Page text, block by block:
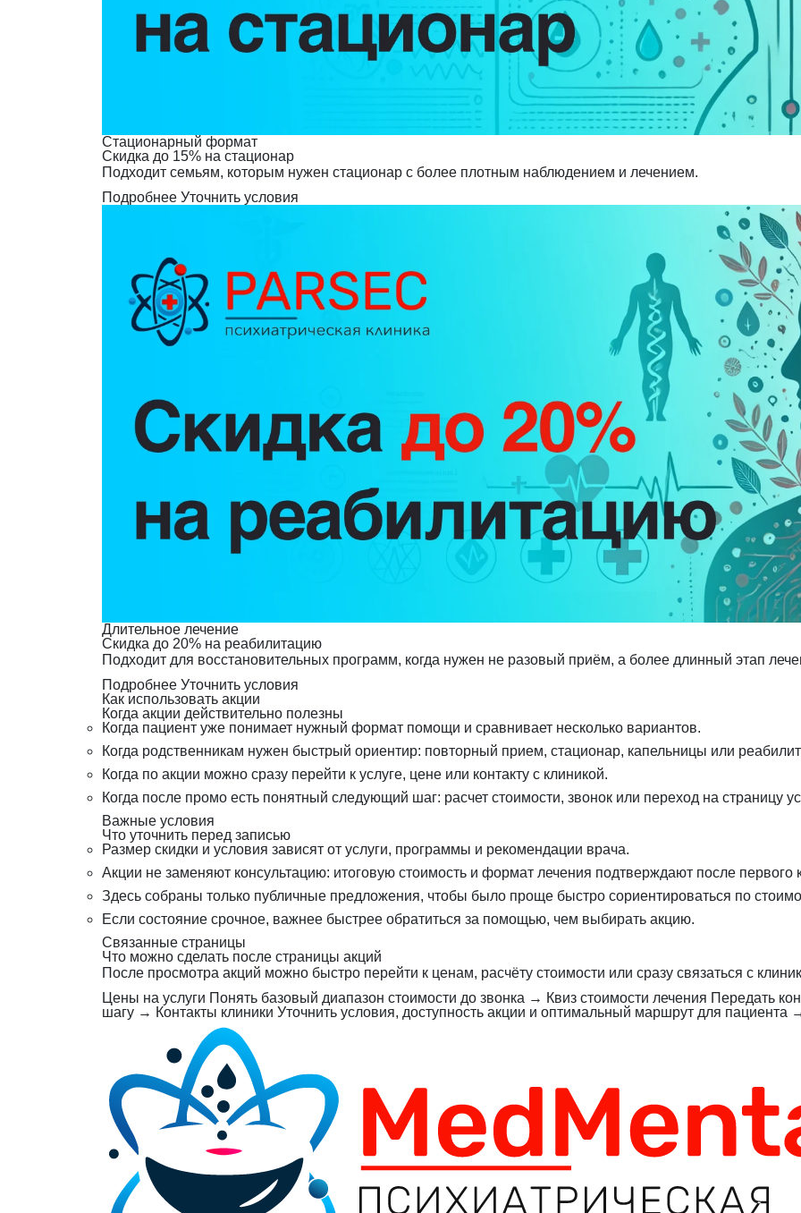
Стационарный формат
Скидка до 15% на стационар
Подходит семьям, которым нужен стационар с более плотным наблюдением и лечением.
Подробнее Уточнить условия
Длительное лечение
Скидка до 20% на реабилитацию
Подходит для восстановительных программ, когда нужен не разовый приём, а более длинный этап
Подробнее Уточнить условия
Как использовать акции
Когда акции действительно полезны
Когда пациент уже понимает нужный формат помощи и сравнивает несколько вариантов.
Когда родственникам нужен быстрый ориентир: повторный прием, стационар, капельницы или
Когда по акции можно сразу перейти к услуге, цене или контакту с клиникой.
Когда после промо есть понятный следующий шаг: расчет стоимости, звонок или переход на страницу
Важные условия
Что уточнить перед записью
Размер скидки и условия зависят от услуги, программы и рекомендации врача.
Акции не заменяют консультацию: итоговую стоимость и формат лечения подтверждают после первого
Здесь собраны только публичные предложения, чтобы было проще быстро сориентироваться по
Если состояние срочное, важнее быстрее обратиться за помощью, чем выбирать акцию.
Связанные страницы
Что можно сделать после страницы акций
После просмотра акций можно быстро перейти к ценам, расчёту стоимости или сразу связаться с
Цены на услуги Понять базовый диапазон стоимости до звонка → Квиз стоимости лечения Передать
шагу → Контакты клиники Уточнить условия, доступность акции и оптимальный маршрут для пациента